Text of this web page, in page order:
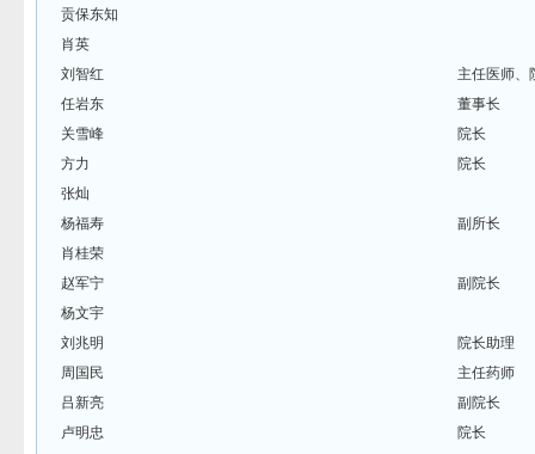
贡保东知
肖英
刘智红
主任医师、
任岩东
董事长
关雪峰
院长
方力
院长
张灿
杨福寿
副所长
肖桂荣
赵军宁
副院长
杨文宇
刘兆明
院长助理
周国民
主任药师
吕新亮
副院长
卢明忠
院长